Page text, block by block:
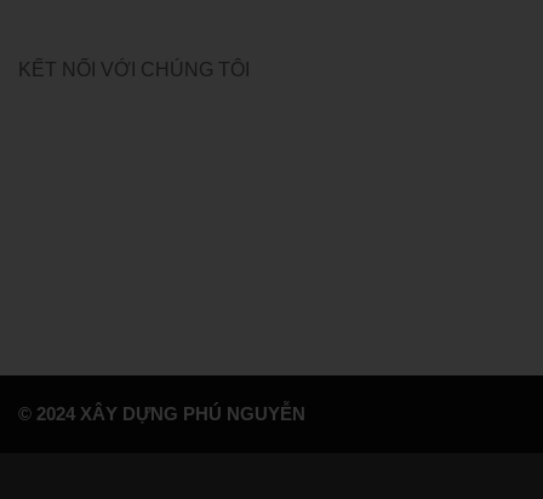
KẾT NỐI VỚI CHÚNG TÔI
© 2024 XÂY DỰNG PHÚ NGUYỄN